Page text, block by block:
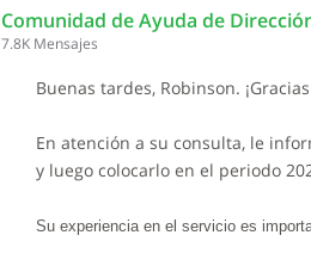
Comunidad de Ayuda de
7.8K Mensajes
Buenas tardes, Robinson.
En atención a su consulta, le
y luego colocarlo en el periodo
Su experiencia en el servicio es